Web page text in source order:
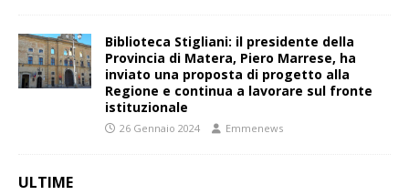
Biblioteca Stigliani: il presidente della
Provincia di Matera, Piero Marrese, ha
inviato una proposta di progetto alla
Regione e continua a lavorare sul fronte
istituzionale
26 Gennaio 2024 Emmenews
ULTIME